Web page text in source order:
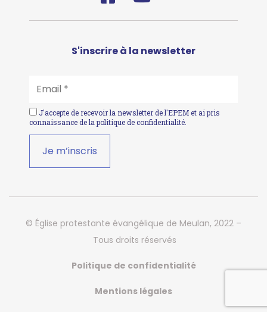
S'inscrire à la newsletter
J'accepte de recevoir la newsletter de l'EPEM et ai pris
connaissance de la politique de confidentialité
© Église protestante évangélique de Meulan, 2022 –
Tous droits réservés
Politique de confidentialité
Mentions légales